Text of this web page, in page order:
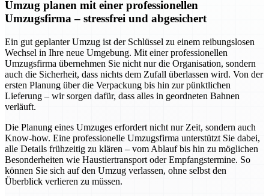
Umzug planen mit einer professionellen
Umzugsfirma – stressfrei und abgesichert
Ein gut geplanter Umzug ist der Schlüssel zu einem reibungslosen
Wechsel in Ihre neue Umgebung. Mit einer professionellen
Umzugsfirma übernehmen Sie nicht nur die Organisation, sondern
auch die Sicherheit, dass nichts dem Zufall überlassen wird. Von der
ersten Planung über die Verpackung bis hin zur pünktlichen
Lieferung – wir sorgen dafür, dass alles in geordneten Bahnen
verläuft.
Die Planung eines Umzuges erfordert nicht nur Zeit, sondern auch
Know-how. Eine professionelle Umzugsfirma unterstützt Sie dabei,
alle Details frühzeitig zu klären – vom Ablauf bis hin zu möglichen
Besonderheiten wie Haustiertransport oder Empfangstermine. So
können Sie sich auf den Umzug verlassen, ohne selbst den
Überblick verlieren zu müssen.